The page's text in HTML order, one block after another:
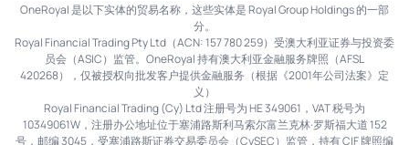
OneRoyal 是以下实体的贸易名称，这些实体是 Royal Group Holdings 的一部
分。
Royal Financial Trading Pty Ltd（ACN: 157 780 259）受澳大利亚证券与投资委
员会（ASIC）监管。OneRoyal 持有澳大利亚金融服务牌照（AFSL
420268），仅被授权向批发客户提供金融服务（根据《2001年公司法案》定
义）
Royal Financial Trading (Cy) Ltd 注册号为 HE 349061，VAT 税号为
10349061W，注册办公地址位于塞浦路斯利马索尔富兰克林·罗斯福大道 152
号，邮编 3045，受塞浦路斯证券交易委员会（CySEC）监管，持有 CIF 牌照编